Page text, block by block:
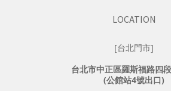
LOCATION
[台北門市]
台北市中正區羅斯福路四
(公館站4號出口)